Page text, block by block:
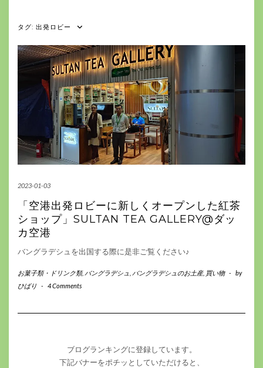
タグ: 出発ロビー
2023-01-03
「空港出発ロビーに新しくオープンした紅茶
ショップ」SULTAN TEA GALLERY@ダッ
カ空港
バングラデシュを出国する際に是非ご覧ください♪
お菓子類・ドリンク類, バングラデシュ バングラデシュのお土産, 買い物 -
by
ひばり
- 4 Comments
ブログランキングに登録しています。
下記バナーをポチッとしていただけると、